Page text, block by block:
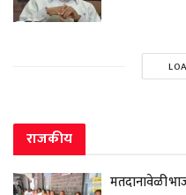
राजकीय
मतदानावेळी